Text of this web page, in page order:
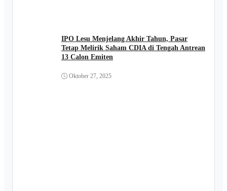
IPO Lesu Menjelang Akhir Tahun, Pasar
Tetap Melirik Saham CDIA di Tengah Antrean
13 Calon Emiten
Oktober 27, 2025